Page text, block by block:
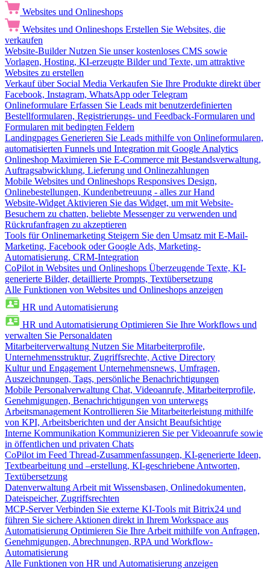
Websites und Onlineshops
Websites und Onlineshops Erstellen Sie Websites, die
verkaufen
Website-Builder Nutzen Sie unser kostenloses CMS sowie
Vorlagen, Hosting, KI-erzeugte Bilder und Texte, um attraktive
Websites zu erstellen
Verkauf über Social Media Verkaufen Sie Ihre Produkte direkt über
Facebook, Instagram, WhatsApp oder Telegram
Onlineformulare Erfassen Sie Leads mit benutzerdefinierten
Bestellformularen, Registrierungs- und Feedback-Formularen und
Formularen mit bedingten Feldern
Landingpages Generieren Sie Leads mithilfe von Onlineformularen,
automatisierten Funnels und Integration mit Google Analytics
Onlineshop Maximieren Sie E-Commerce mit Bestandsverwaltung,
Auftragsabwicklung, Lieferung und Onlinezahlungen
Mobile Websites und Onlineshops Responsives Design,
Onlinebestellungen, Kundenbetreuung - alles zur Hand
Website-Widget Aktivieren Sie das Widget, um mit Website-
Besuchern zu chatten, beliebte Messenger zu verwenden und
Rückrufanfragen zu akzeptieren
Tools für Onlinemarketing Steigern Sie den Umsatz mit E-Mail-
Marketing, Facebook oder Google Ads, Marketing-
Automatisierung, CRM-Integration
CoPilot in Websites und Onlineshops Überzeugende Texte, KI-
generierte Bilder, detaillierte Prompts, Textübersetzung
Alle Funktionen von Websites und Onlineshops anzeigen
HR und Automatisierung
HR und Automatisierung Optimieren Sie Ihre Workflows und
verwalten Sie Personaldaten
Mitarbeiterverwaltung Nutzen Sie Mitarbeiterprofile,
Unternehmensstruktur, Zugriffsrechte, Active Directory
Kultur und Engagement Unternehmensnews, Umfragen,
Auszeichnungen, Tags, persönliche Benachrichtigungen
Mobile Personalverwaltung Chat, Videoanrufe, Mitarbeiterprofile,
Genehmigungen, Benachrichtigungen von unterwegs
Arbeitsmanagement Kontrollieren Sie Mitarbeiterleistung mithilfe
von KPI, Arbeitsberichten und der Ansicht Beaufsichtige
Interne Kommunikation Kommunizieren Sie per Videoanrufe sowie
in öffentlichen und privaten Chats
CoPilot im Feed Thread-Zusammenfassungen, KI-generierte Ideen,
Textbearbeitung und –erstellung, KI-geschriebene Antworten,
Textübersetzung
Datenverwaltung Arbeit mit Wissensbasen, Onlinedokumenten,
Dateispeicher, Zugriffsrechten
MCP-Server Verbinden Sie externe KI-Tools mit Bitrix24 und
führen Sie sichere Aktionen direkt in Ihrem Workspace aus
Automatisierung Optimieren Sie Ihre Arbeit mithilfe von Anfragen,
Genehmigungen, Abrechnungen, RPA und Workflow-
Automatisierung
Alle Funktionen von HR und Automatisierung anzeigen